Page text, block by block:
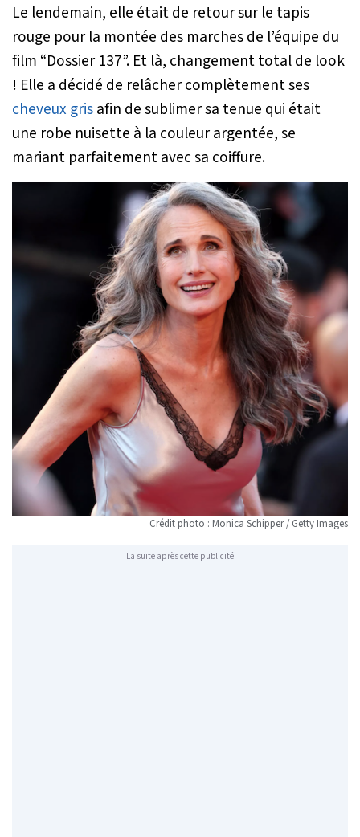
Le lendemain, elle était de retour sur le tapis
rouge pour la montée des marches de l’équipe du
film “Dossier 137”. Et là, changement total de look
! Elle a décidé de relâcher complètement ses
cheveux grisafin de sublimer sa tenue qui était
une robe nuisette à la couleur argentée, se
mariant parfaitement avec sa coiffure.
Crédit photo : Monica Schipper / Getty Images
La suite après cette publicité